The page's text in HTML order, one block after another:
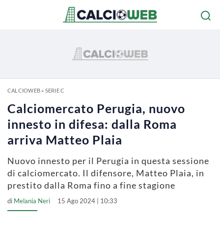
CALCIOWEB» SERIE C
Calciomercato Perugia, nuovo
innesto in difesa: dalla Roma
arriva Matteo Plaia
Nuovo innesto per il Perugia in questa sessione
di calciomercato. Il difensore, Matteo Plaia, in
prestito dalla Roma fino a fine stagione
di Melania Neri 15 Ago 2024 | 10:33